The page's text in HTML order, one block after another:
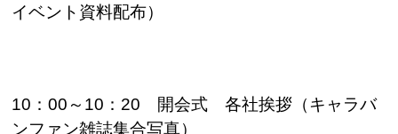
イベント資料配布）
10 ：00 ～ 10 ：20 開会式 各社挨拶（キャラバ
ンファン雑誌集合写真）